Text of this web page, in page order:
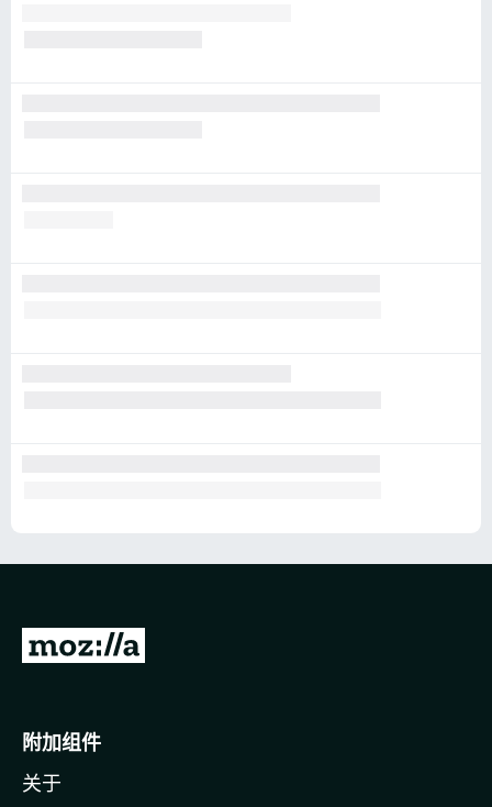
转
o
i
附加组件
关于